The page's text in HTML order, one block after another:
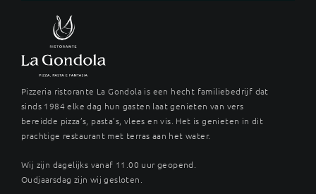
Pizzeria ristorante La Gondola is een hecht familiebedrijf dat
sinds 1984 elke dag hun gasten laat genieten van vers
bereidde pizza’s, pasta’s, vlees en vis. Het is genieten in dit
prachtige restaurant met terras aan het water.
Wij zijn dagelijks vanaf 11.00 uur geopend.
Oudjaarsdag zijn wij gesloten.